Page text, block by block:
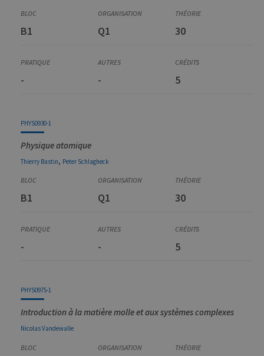
B1 Q1 30
- - 5
PHYS0930-1
Physique atomique
Thierry Bastin, Peter Schlagheck
B1 Q1 30
- - 5
PHYS0975-1
Introduction à la matière molle et aux systèmes complexes
NicolasVandewalle